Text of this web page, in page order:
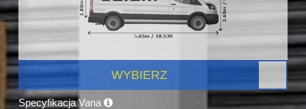
WYBIERZ
Specyfikacja Vana